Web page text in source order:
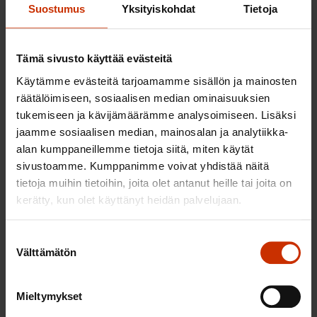
Suostumus Yksityiskohdat Tietoja
Tämä sivusto käyttää evästeitä
Käytämme evästeitä tarjoamamme sisällön ja mainosten
räätälöimiseen, sosiaalisen median ominaisuuksien
tukemiseen ja kävijämäärämme analysoimiseen. Lisäksi
jaamme sosiaalisen median, mainosalan ja analytiikka-
alan kumppaneillemme tietoja siitä, miten käytät
sivustoamme. Kumppanimme voivat yhdistää näitä
tietoja muihin tietoihin, joita olet antanut heille tai joita on
kerätty, kun olet käyttänyt heidän palvelujaan.
valinta
Välttämätön
Mieltymykset
Talouspolitiikkaa on järkevää ehdollistaa
työllisyyden kehityksen mukaan, mutta aivan
päinvastoin kuin kokoomus, keskusta,
kristillisdemokraatit ja perussuomalaiset esittävät.
Leikkausten tai panostusten perumisen sijaan
heikossa taloustilanteessa pitäisi elvyttää taloutta.
SAK on omissa verotavoitteissaan varautunut
veronkevennyksin.
Nyt tarvittaisiin malttia
talouspolitiikkaan